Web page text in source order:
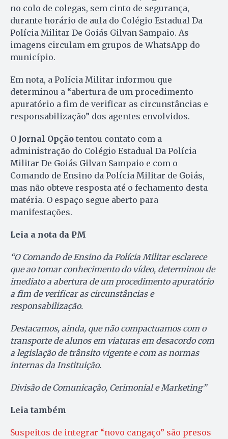
no colo de colegas, sem cinto de segurança,
durante horário de aula do Colégio Estadual Da
Polícia Militar De Goiás Gilvan Sampaio. As
imagens circulam em grupos de WhatsApp do
município.
Em nota, a Polícia Militar informou que
determinou a “abertura de um procedimento
apuratório a fim de verificar as circunstâncias e
responsabilização” dos agentes envolvidos.
O Jornal Opção tentou contato com a
administração do Colégio Estadual Da Polícia
Militar De Goiás Gilvan Sampaio e com o
Comando de Ensino da Polícia Militar de Goiás,
mas não obteve resposta até o fechamento desta
matéria. O espaço segue aberto para
manifestações.
Leia a nota da PM
“O Comando de Ensino da Polícia Militar esclarece
que ao tomar conhecimento do vídeo, determinou de
imediato a abertura de um procedimento apuratório
a fim de verificar as circunstâncias e
responsabilização.
Destacamos, ainda, que não compactuamos com o
transporte de alunos em viaturas em desacordo com
a legislação de trânsito vigente e com as normas
internas da Instituição.
Divisão de Comunicação, Cerimonial e Marketing”
Leia também
Suspeitos de integrar “novo cangaço” são presos